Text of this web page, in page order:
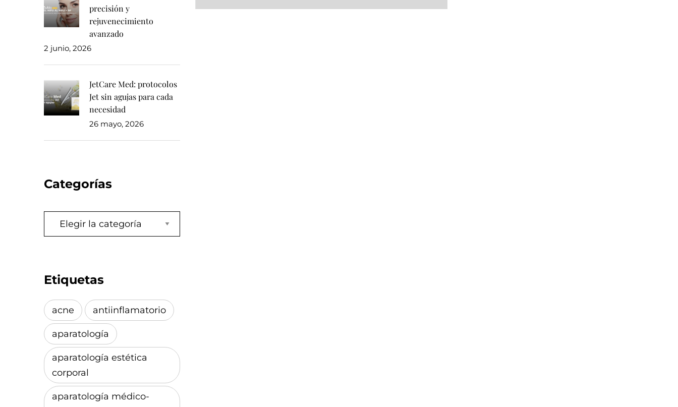
precisión y
rejuvenecimiento
avanzado
2 junio, 2026
JetCare Med: protocolos
Jet sin agujas para cada
necesidad
26 mayo, 2026
Categorías
Categorías
Etiquetas
acne antiinflamatorio
aparatología
aparatología estética
corporal
aparatología médico-